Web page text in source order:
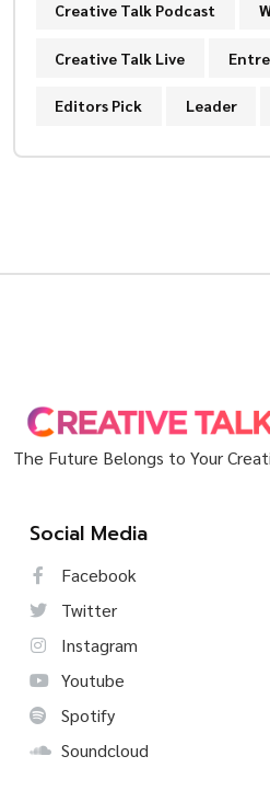
Creative Talk Podcast
Creative Talk Live
Editors Pick Leader
The Future Belongs to Your
Social Media
Facebook
Twitter
Instagram
Youtube
Spotify
Soundcloud